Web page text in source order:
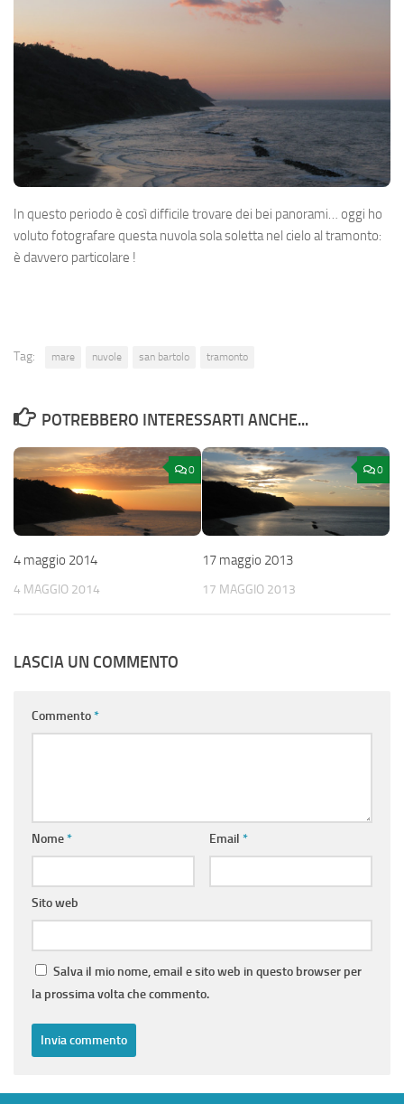
In questo periodo è così difficile trovare dei bei panorami… oggi ho
voluto fotografare questa nuvola sola soletta nel cielo al tramonto:
è davvero particolare !
Tag: mare nuvole san bartolo tramonto
POTREBBERO INTERESSARTI ANCHE...
0
4 maggio 2014
4 MAGGIO 2014
0
17 maggio 2013
17 MAGGIO 2013
LASCIA UN COMMENTO
Commento*
Nome* Email *
Sito web
Salva il mio nome, email e sito web in questo browser per
la prossima volta che commento.